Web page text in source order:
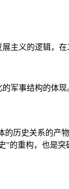
主义的逻辑，
军事结构的体
历史关系的产
"的重构，也是